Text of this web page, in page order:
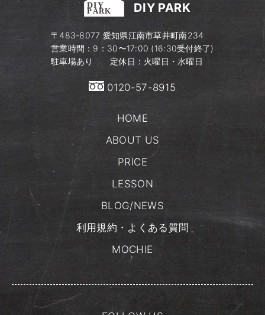
DIY PARK
〒483-8077​ 愛知県江南市草井町南234
営業時間：9：30〜17:00 (16:30受付終了)
駐車場あり 定休日：火曜日・水曜日
0120-57-8915
HOME
ABOUT US
PRICE
LESSON
BLOG/NEWS
利用規約・よくある質問
MOCHIE